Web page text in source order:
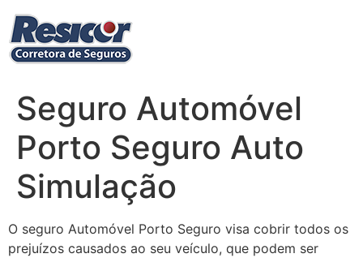
para
conteúdo
Seguro Automóvel
Porto Seguro Auto
Simulação
O seguro Automóvel Porto Seguro visa cobrir todos os
prejuízos causados ao seu veículo, que podem ser